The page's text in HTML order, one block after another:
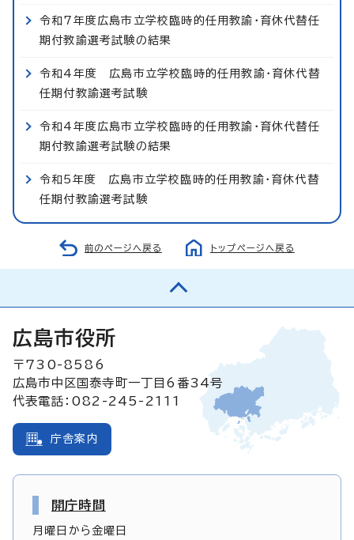
令和7年度広島市立学校臨時的任用教諭・育休代替任
期付教諭選考試験の結果
令和4年度 広島市立学校臨時的任用教諭・育休代替
任期付教諭選考試験
令和4年度広島市立学校臨時的任用教諭・育休代替任
期付教諭選考試験の結果
令和5年度 広島市立学校臨時的任用教諭・育休代替
任期付教諭選考試験
前のページへ戻る トップページへ戻る
広島市役所
〒730-8586
広島市中区国泰寺町一丁目6番34号
代表電話：082-245-2111
庁舎案内
開庁時間
月曜日から金曜日